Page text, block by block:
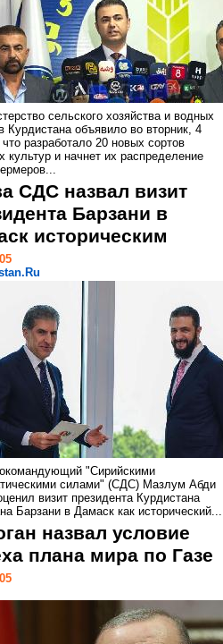
сельского хозяйства и водных
Курдистана объявило во вторник, 4
что разработало 20 новых сортов
культур и начнет их распределение
СДС назвал визит
Барзани в
историческим
"Сирийскими
силами" (СДС) Мазлум Абди
визит президента Курдистана
Барзани в Дамаск как исторический...
назвал условие
плана мира по Газе